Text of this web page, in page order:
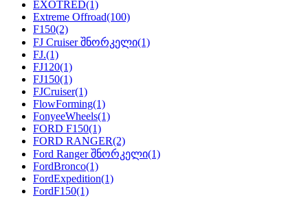
EXOTRED(1)
Extreme Offroad(100)
F150(2)
FJ Cruiser შნორკელი(1)
FJ.(1)
FJ120(1)
FJ150(1)
FJCruiser(1)
FlowForming(1)
FonyeeWheels(1)
FORD F150(1)
FORD RANGER(2)
Ford Ranger შნორკელი(1)
FordBronco(1)
FordExpedition(1)
FordF150(1)